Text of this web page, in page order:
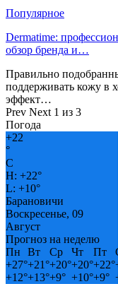
Популярное
Dermatime:
обзор бренда и…
Правильно
поддерживать кожу в
эффект…
Prev Next 1 из 3
Погода
+22
°
C
H: +22°
L: +10°
Барановичи
Воскресенье, 09
Август
Прогноз на неделю
Пн
Вт Ср Чт Пт
+27°+21°+20°+20°+22°
+12°+13°+9° +10°+9°